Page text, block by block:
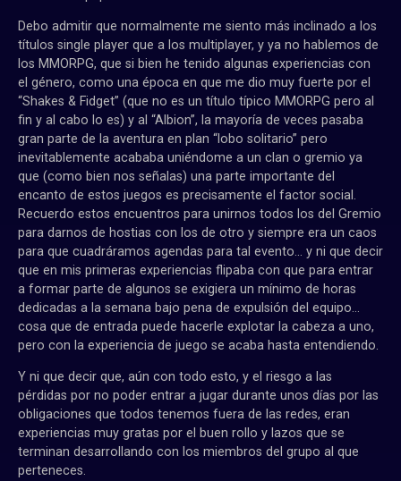
Debo admitir que normalmente me siento más inclinado a los
títulos single player que a los multiplayer, y ya no hablemos de
los MMORPG, que si bien he tenido algunas experiencias con
el género, como una época en que me dio muy fuerte por el
“Shakes & Fidget” (que no es un título típico MMORPG pero al
fin y al cabo lo es) y al “Albion”, la mayoría de veces pasaba
gran parte de la aventura en plan “lobo solitario” pero
inevitablemente acababa uniéndome a un clan o gremio ya
que (como bien nos señalas) una parte importante del
encanto de estos juegos es precisamente el factor social.
Recuerdo estos encuentros para unirnos todos los del Gremio
para darnos de hostias con los de otro y siempre era un caos
para que cuadráramos agendas para tal evento… y ni que decir
que en mis primeras experiencias flipaba con que para entrar
a formar parte de algunos se exigiera un mínimo de horas
dedicadas a la semana bajo pena de expulsión del equipo…
cosa que de entrada puede hacerle explotar la cabeza a uno,
pero con la experiencia de juego se acaba hasta entendiendo.
Y ni que decir que, aún con todo esto, y el riesgo a las
pérdidas por no poder entrar a jugar durante unos días por las
obligaciones que todos tenemos fuera de las redes, eran
experiencias muy gratas por el buen rollo y lazos que se
terminan desarrollando con los miembros del grupo al que
perteneces.